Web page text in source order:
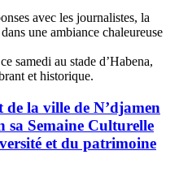
avec les journalistes, la
une ambiance chaleureuse
samedi au stade d’Habena,
et historique.
la ville de N’djamen
sa Semaine Culturelle
et du patrimoine